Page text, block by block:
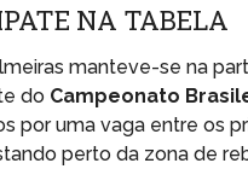
NA TABELA
manteve-se na
do Campeonato
por uma vaga entre os
perto da zona de